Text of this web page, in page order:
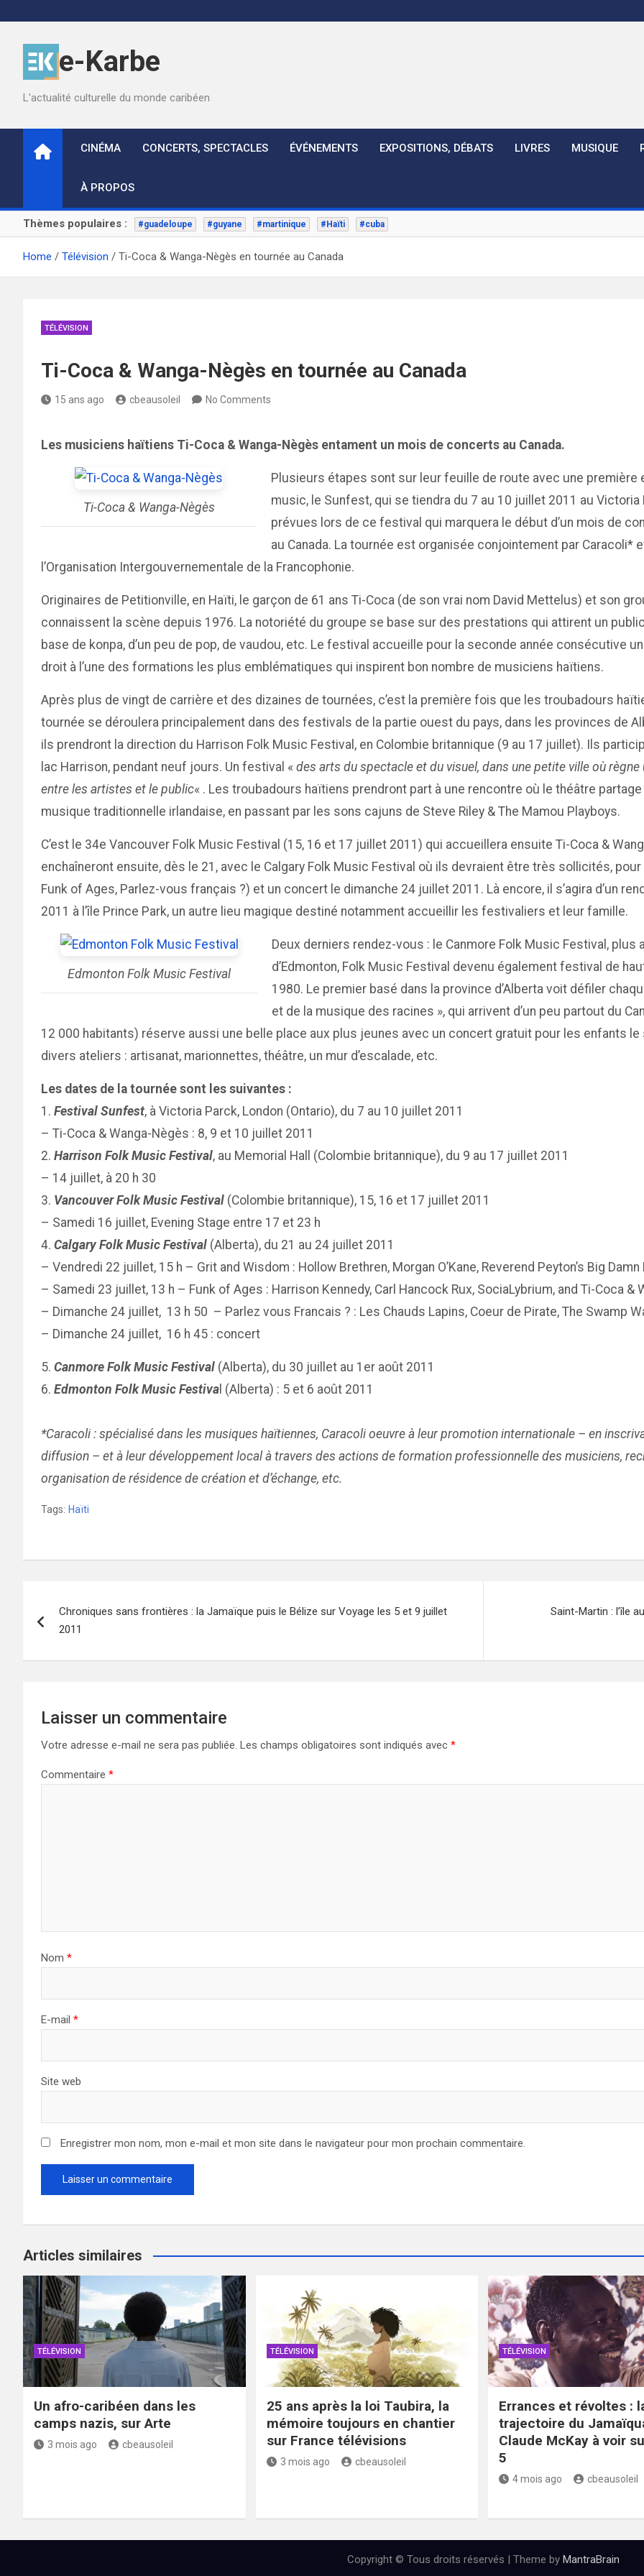
to
content
e-Karbe
L'actualité culturelle du monde caribéen
CINÉMA CONCERTS, SPECTACLES ÉVÉNEMENTS EXPOSITIONS, DÉBATS LIVRES MUSIQUE
À PROPOS
Thèmes populaires : #guadeloupe #guyane #martinique #Haïti #cuba
Home Télévision Ti-Coca & Wanga-Nègès en tournée au Canada
TÉLÉVISION
Ti-Coca & Wanga-Nègès en tournée au Canada
15 ans ago cbeausoleil No Comments
Les musiciens haïtiens Ti-Coca & Wanga-Nègès entament un mois de concerts au Canada.
Ti-Coca & Wanga-Nègès
Plusieurs étapes sont sur leur feuille de route avec une première
music, le Sunfest, qui se tiendra du 7 au 10 juillet 2011 au
prévues lors de ce festival qui marquera le début d’un mois de
au Canada. La tournée est organisée conjointement par Caracoli*
l’Organisation Intergouvernementale de la Francophonie.
Originaires de Petitionville, en Haïti, le garçon de 61 ans Ti-Coca (de son vrai nom David Mettelus) et son
connaissent la scène depuis 1976. La notoriété du groupe se base sur des prestations qui attirent un
base de konpa, d’un peu de pop, de vaudou, etc. Le festival accueille pour la seconde année consécutive
droit à l’une des formations les plus emblématiques qui inspirent bon nombre de musiciens haïtiens.
Après plus de vingt de carrière et des dizaines de tournées, c’est la première fois que les troubadours
tournée se déroulera principalement dans des festivals de la partie ouest du pays, dans les provinces de
ils prendront la direction du Harrison Folk Music Festival, en Colombie britannique (9 au 17 juillet). Ils
lac Harrison, pendant neuf jours. Un festival « des arts du spectacle et du visuel, dans une petite ville où
entre les artistes et le public« . Les troubadours haïtiens prendront part à une rencontre où le théâtre
musique traditionnelle irlandaise, en passant par les sons cajuns de Steve Riley & The Mamou Playboys.
C’est le 34e Vancouver Folk Music Festival (15, 16 et 17 juillet 2011) qui accueillera ensuite Ti-Coca &
enchaîneront ensuite, dès le 21, avec le Calgary Folk Music Festival où ils devraient être très sollicités,
Funk of Ages, Parlez-vous français ?) et un concert le dimanche 24 juillet 2011. Là encore, il s’agira d’un
2011 à l’île Prince Park, un autre lieu magique destiné notamment accueillir les festivaliers et leur famille.
Edmonton Folk Music Festival
Deux derniers rendez-vous : le Canmore Folk Music Festival,
d’Edmonton, Folk Music Festival devenu également festival de
1980. Le premier basé dans la province d’Alberta voit défiler
et de la musique des racines », qui arrivent d’un peu partout du
12 000 habitants) réserve aussi une belle place aux plus jeunes avec un concert gratuit pour les enfants
divers ateliers : artisanat, marionnettes, théâtre, un mur d’escalade, etc.
Les dates de la tournée sont les suivantes :
1. Festival Sunfest, à Victoria Parck, London (Ontario), du 7 au 10 juillet 2011
– Ti-Coca & Wanga-Nègès : 8, 9 et 10 juillet 2011
2. Harrison Folk Music Festival, au Memorial Hall (Colombie britannique), du 9 au 17 juillet 2011
– 14 juillet, à 20 h 30
3. Vancouver Folk Music Festival (Colombie britannique), 15, 16 et 17 juillet 2011
– Samedi 16 juillet, Evening Stage entre 17 et 23 h
4. Calgary Folk Music Festival (Alberta), du 21 au 24 juillet 2011
– Vendredi 22 juillet, 15 h – Grit and Wisdom : Hollow Brethren, Morgan O’Kane, Reverend Peyton’s Big
– Samedi 23 juillet, 13 h – Funk of Ages : Harrison Kennedy, Carl Hancock Rux, SociaLybrium, and Ti-Coca &
– Dimanche 24 juillet, 13 h 50 – Parlez vous Francais ? : Les Chauds Lapins, Coeur de Pirate, The Swamp
– Dimanche 24 juillet, 16 h 45 : concert
5. Canmore Folk Music Festival (Alberta), du 30 juillet au 1er août 2011
6. Edmonton Folk Music Festiva l (Alberta) : 5 et 6 août 2011
*Caracoli : spécialisé dans les musiques haïtiennes, Caracoli oeuvre à leur promotion internationale – en
diffusion – et à leur développement local à travers des actions de formation professionnelle des musiciens,
organisation de résidence de création et d’échange, etc.
Tags: Haïti
de
l’article
Chroniques sans frontières : la Jamaïque puis le Bélize sur Voyage les 5 et 9 juillet
2011
Saint-Martin : l’île
Laisser un commentaire
Votre adresse e-mail ne sera pas publiée. Les champs obligatoires sont indiqués avec *
Commentaire *
Nom *
E-mail *
Site web
Enregistrer mon nom, mon e-mail et mon site dans le navigateur pour mon prochain commentaire.
Articles similaires
TÉLÉVISION
Un afro-caribéen dans les
camps nazis, sur Arte
3 mois ago cbeausoleil
TÉLÉVISION
25 ans après la loi Taubira, la
mémoire toujours en chantier
sur France télévisions
3 mois ago cbeausoleil
TÉLÉVISION
Errances et révoltes :
trajectoire du
Claude McKay à voir
5
4 mois ago cbeausoleil
Copyright © Tous droits réservés | Theme by MantraBrain